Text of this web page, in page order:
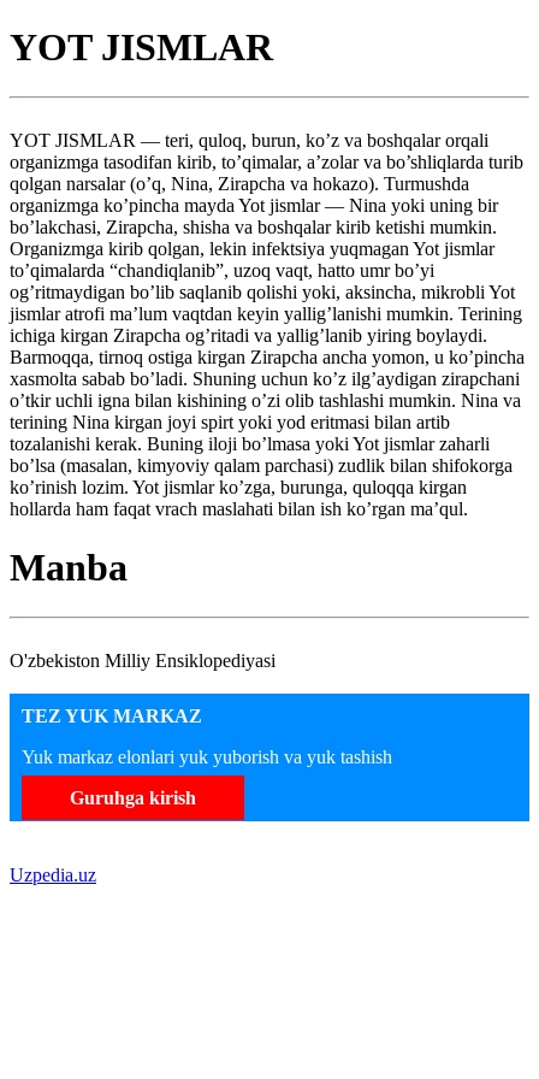
YOT JISMLAR
YOT JISMLAR — teri, quloq, burun, ko’z va boshqalar orqali
organizmga tasodifan kirib, to’qimalar, a’zolar va bo’shliqlarda turib
qolgan narsalar (o’q, Nina, Zirapcha va hokazo). Turmushda
organizmga ko’pincha mayda Yot jismlar — Nina yoki uning bir
bo’lakchasi, Zirapcha, shisha va boshqalar kirib ketishi mumkin.
Organizmga kirib qolgan, lekin infektsiya yuqmagan Yot jismlar
to’qimalarda “chandiqlanib”, uzoq vaqt, hatto umr bo’yi
og’ritmaydigan bo’lib saqlanib qolishi yoki, aksincha, mikrobli Yot
jismlar atrofi ma’lum vaqtdan keyin yallig’lanishi mumkin. Terining
ichiga kirgan Zirapcha og’ritadi va yallig’lanib yiring boylaydi.
Barmoqqa, tirnoq ostiga kirgan Zirapcha ancha yomon, u ko’pincha
xasmolta sabab bo’ladi. Shuning uchun ko’z ilg’aydigan zirapchani
o’tkir uchli igna bilan kishining o’zi olib tashlashi mumkin. Nina va
terining Nina kirgan joyi spirt yoki yod eritmasi bilan artib
tozalanishi kerak. Buning iloji bo’lmasa yoki Yot jismlar zaharli
bo’lsa (masalan, kimyoviy qalam parchasi) zudlik bilan shifokorga
ko’rinish lozim. Yot jismlar ko’zga, burunga, quloqqa kirgan
hollarda ham faqat vrach maslahati bilan ish ko’rgan ma’qul.
Manba
O'zbekiston Milliy Ensiklopediyasi
TEZ YUK MARKAZ
Yuk markaz elonlari yuk yuborish va yuk tashish
Guruhga kirish
Uzpedia.uz